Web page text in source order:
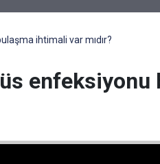
ihtimali var mıdır?
enfeksiyonu